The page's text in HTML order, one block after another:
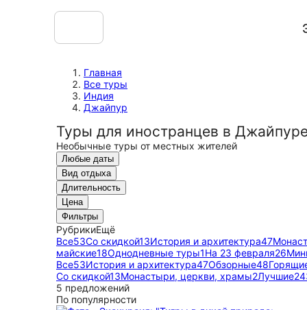
Главная
Все туры
Индия
Джайпур
Туры для иностранцев в
Необычные туры от местных жителей
Любые даты
Вид отдыха
Длительность
Цена
Фильтры
РубрикиЕщё
Все53Со скидкой13История и архитектура47
майские18Однодневные туры1На 23 февраля26
Все53История и архитектура47Обзорные48
Со скидкой13Монастыри, церкви, храмы2Лучшие24
5 предложений
По популярности